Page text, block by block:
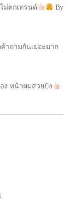
ม่ตกเทรนด์
By
าถามกันเยอะมาก
ง หน้าผมสวยปัง